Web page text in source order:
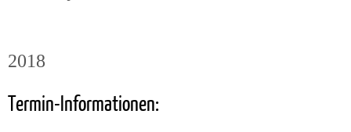
2018
Termin-Informationen: